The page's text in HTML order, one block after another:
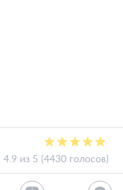
4.9 из 5 (4430 голосов)